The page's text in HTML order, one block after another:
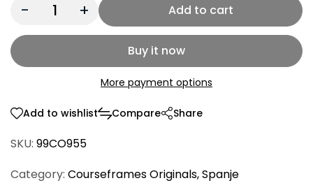
Add to cart
Buy it now
More payment options
Add to wishlist Compare Share
SKU: 99CO955
Category: Courseframes Originals,Spanje